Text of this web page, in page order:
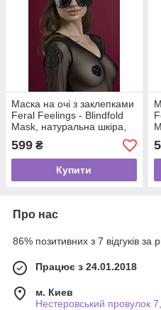
Маска на очі з заклепками
Feral Feelings - Blindfold
Mask, натуральна шкіра,
чорна
599 ₴
Купити
Про нас
86% позитивних з 7 відгуків за
Працює з 24.01.2018
м. Киев
Нестеровський провулок